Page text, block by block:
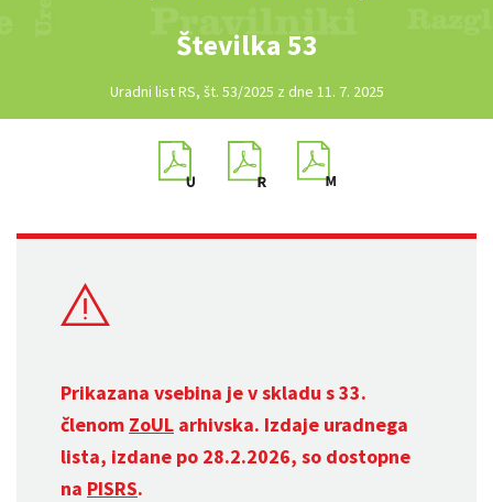
Številka 53
Uradni list RS, št. 53/2025 z dne 11. 7. 2025
Prikazana vsebina je v skladu s 33.
členom ZoUL arhivska. Izdaje uradnega
lista, izdane po 28.2.2026, so dostopne
na PISRS.